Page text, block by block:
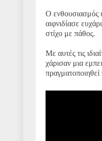
Ο ενθουσιασμός
αιφνιδίασε
στίχο με πάθος.
Με αυτές τις
χάρισαν μια